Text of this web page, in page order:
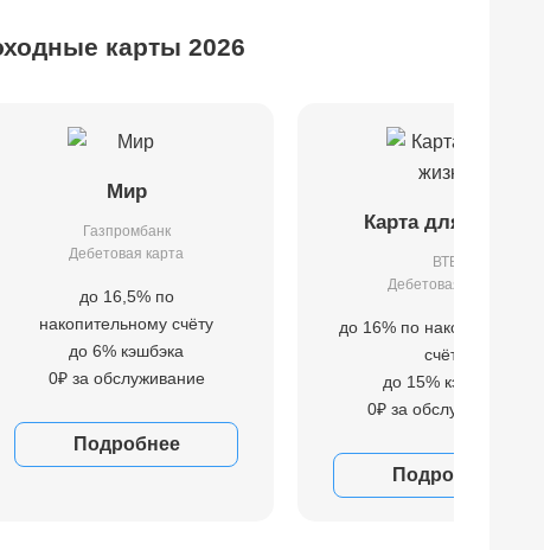
карты 2026
Мир
Газпромбанк
Дебетовая карта
до 16,5% по
накопительному счёту
до 6% кэшбэка
0₽ за обслуживание
Подробнее
Карта для жизни
ВТБ
Дебетовая карта
до 16% по накопительному
счёту
до 15% кэшбэка
0₽ за обслуживание
Подробнее